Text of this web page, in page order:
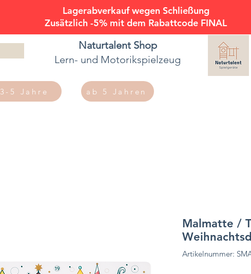
Naturtalent Shop
Lern- und Motorikspielzeug
3-5 Jahre ab 5 Jahren
Lagerabverkauf wegen Schließung
Zusätzlich -5% mit dem Rabattcode FINAL
Malmatte /
Artikelnummer: